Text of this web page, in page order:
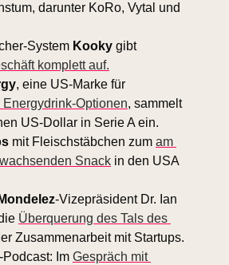
darunter KoRo, Vytal und
System Kooky
gibt
komplett auf.
Energydrink-Optionen, sammelt
US-Dollar in Serie A ein.
mit Fleischstäbchen zum am
Snack in den USA
Mondelez-Vizepräsident Dr. Ian
Überquerung des Tals des
Zusammenarbeit mit Startups.
Im Gespräch mit